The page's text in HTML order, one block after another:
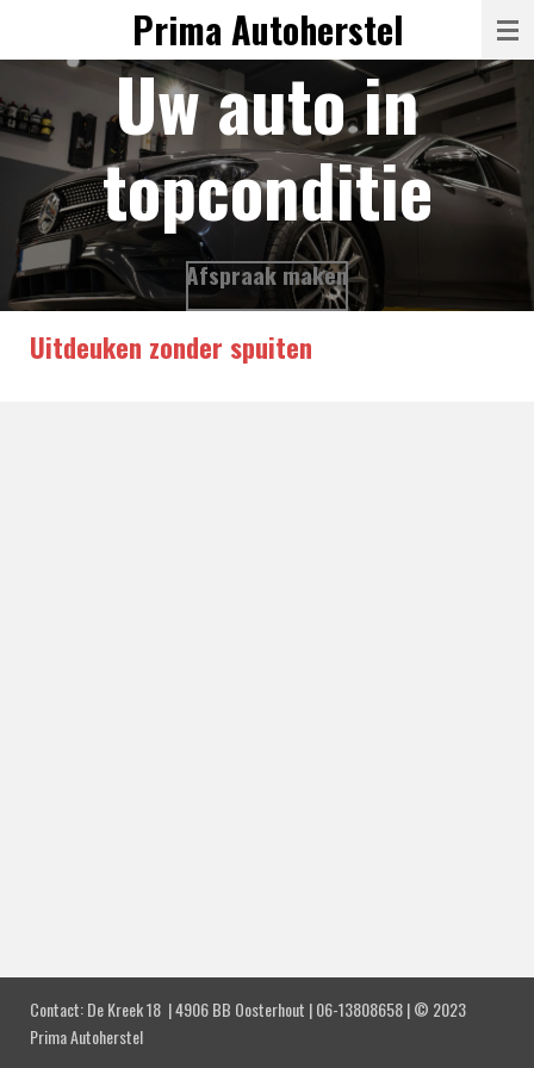
direct
de
hoofdinhoud
Prima Autoherstel
Uw auto in
topconditie
Afspraak maken
Uitdeuken zonder spuiten
Contact:De Kreek 18 |4906 BB Oosterhout |06-13808658 |© 2023
Prima Autoherstel